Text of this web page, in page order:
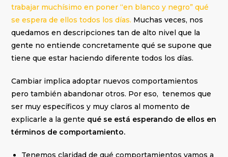
trabajar muchísimo en poner “en blanco y negro” qué
se espera de ellos todos los días. Muchas veces, nos
quedamos en descripciones tan de alto nivel que la
gente no entiende concretamente qué se supone que
tiene que estar haciendo diferente todos los días.
Cambiar implica adoptar nuevos comportamientos
pero también abandonar otros. Por eso, tenemos que
ser muy específicos y muy claros al momento de
explicarle a la gente qué se está esperando de ellos en
términos de comportamiento.
Tenemos claridad de qué comportamientos vamos a